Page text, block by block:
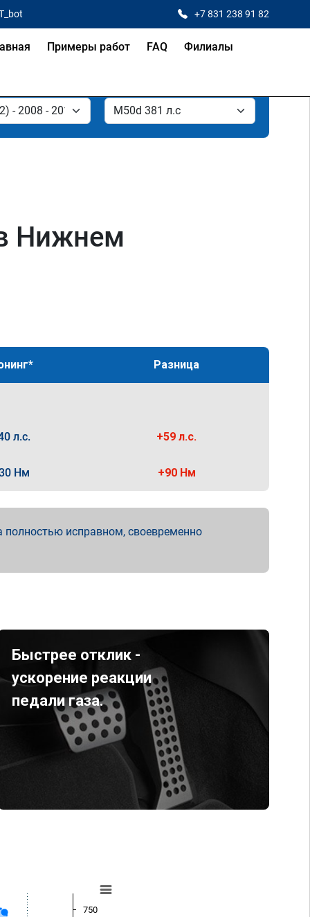
+7 831 238 91 82
Примеры работ FAQ Филиалы
Нижнем
Разница
л.с. +59 л.с.
Нм +90 Нм
полностью исправном, своевременно
Быстрее отклик -
ускорение реакции
педали газа.
750